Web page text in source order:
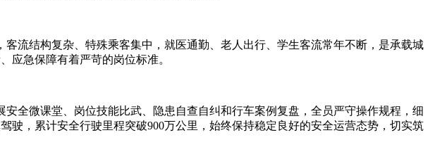
结构复杂、特殊乘客集中，就医通勤、老人出行、学生客流常年不断，是承载城
应急保障有着严苛的岗位标准。
微课堂、岗位技能比武、隐患自查自纠和行车案例复盘，全员严守操作规程，细
，累计安全行驶里程突破900万公里，始终保持稳定良好的安全运营态势，切实筑